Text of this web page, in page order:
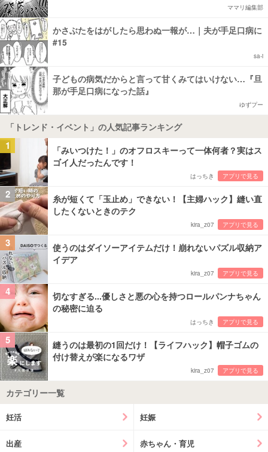
ママリ編集部
かさぶたをはがしたら思わぬ一報が…｜夫が手足口病に
#15
sa-i
子どもの病気だからと言って甘くみてはいけない…『旦
那が手足口病になった話』
ゆずプー
「トレンド・イベント」の人気記事ランキング
1
「みいつけた！」のオフロスキーって一体何者？実はス
ゴイ人だったんです！
はっちき アプリで見る
2
糸が短くて「玉止め」できない！【主婦ハック】縫い直
したくないときのテク
kira_z07 アプリで見る
3
使うのはダイソーアイテムだけ！崩れないパズル収納ア
イデア
kira_z07 アプリで見る
4
切なすぎる...優しさと悪の心を持つロールパンナちゃん
の秘密に迫る
はっちき アプリで見る
5
縫うのは最初の1回だけ！【ライフハック】帽子ゴムの
付け替えが楽になるワザ
kira_z07 アプリで見る
カテゴリー一覧
妊活 妊娠
出産 赤ちゃん・育児